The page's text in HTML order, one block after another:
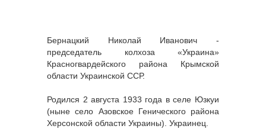
Бернацкий Николай Иванович -
председатель колхоза «Украина»
Красногвардейского района Крымской
области Украинской ССР.
Родился 2 августа 1933 года в селе Юзкуи
(ныне село Азовское Генического района
Херсонской области Украины). Украинец.